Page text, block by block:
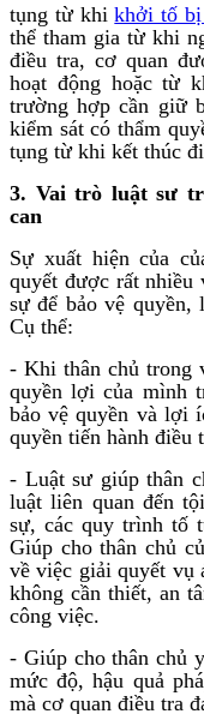
tụng từ khikhởi tố bị
thể tham gia từ khi
điều tra, cơ quan
hoạt động hoặc từ
trường hợp cần giữ
kiểm sát có thẩm
tụng từ khi kết thúc
3. Vai trò luật sư
can
Sự xuất hiện của
quyết được rất nhiều
sự để bảo vệ
Cụ thể:
- Khi thân chủ trong
quyền lợi của mình
bảo vệ quyền và lợi
quyền tiến hành điều
- Luật sư giúp thân
luật liên quan đến
sự, các quy trình tố
Giúp cho thân chủ
về việc giải quyết vụ
không cần thiết, an
công việc.
- Giúp cho thân chủ
mức độ, hậu quả
mà cơ quan điều tra